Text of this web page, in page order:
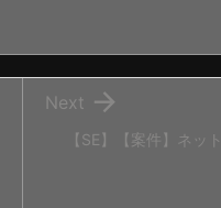
【SE】【案件】ネッ

Next